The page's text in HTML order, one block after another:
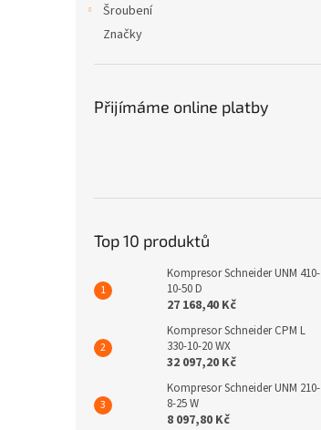
Šroubení
Značky
Přijímáme online platby
Top 10 produktů
Kompresor Schneider UNM 410-
10-50 D
27 168,40 Kč
Kompresor Schneider CPM L
330-10-20 WX
32 097,20 Kč
Kompresor Schneider UNM 210-
8-25 W
8 097,80 Kč